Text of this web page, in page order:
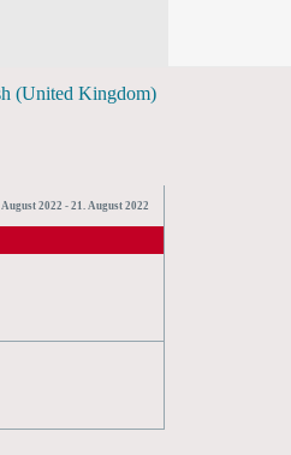
August 2022 - 21. August 2022